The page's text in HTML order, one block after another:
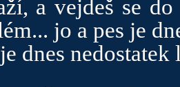
a vejdeš se
jo a pes je
dnes